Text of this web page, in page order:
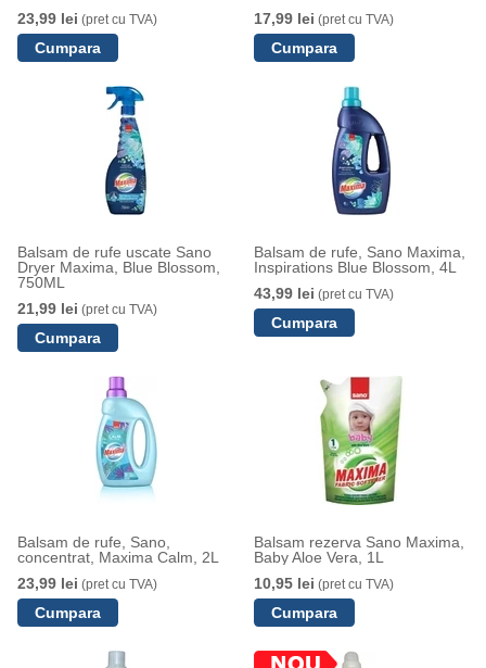
23,99 lei (pret cu TVA)
17,99 lei (pret cu TVA)
Balsam de rufe uscate Sano
Dryer Maxima, Blue Blossom,
750ML
21,99 lei (pret cu TVA)
Balsam de rufe, Sano Maxima,
Inspirations Blue Blossom, 4L
43,99 lei (pret cu TVA)
Balsam de rufe, Sano,
concentrat, Maxima Calm, 2L
23,99 lei (pret cu TVA)
Balsam rezerva Sano Maxima,
Baby Aloe Vera, 1L
10,95 lei (pret cu TVA)